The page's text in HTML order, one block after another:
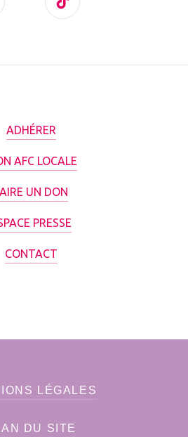
ADHÉRER
AFC LOCALE
UN DON
PRESSE
CONTACT
LÉGALES
DU SITE